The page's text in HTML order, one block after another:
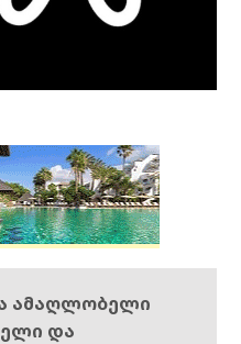
ამაღლობელი
და